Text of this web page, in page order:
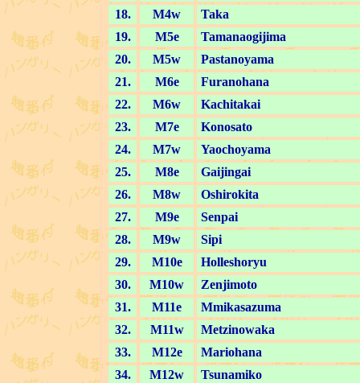
18.
M4w
Taka
19.
M5e
Tamanaogijima
20.
M5w
Pastanoyama
21.
M6e
Furanohana
22.
M6w
Kachitakai
23.
M7e
Konosato
24.
M7w
Yaochoyama
25.
M8e
Gaijingai
26.
M8w
Oshirokita
27.
M9e
Senpai
28.
M9w
Sipi
29.
M10e
Holleshoryu
30.
M10w
Zenjimoto
31.
M11e
Mmikasazuma
32.
M11w
Metzinowaka
33.
M12e
Mariohana
34.
M12w
Tsunamiko